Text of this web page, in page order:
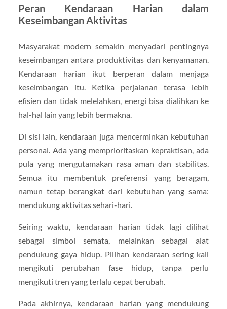
Peran Kendaraan Harian dalam
Keseimbangan Aktivitas
Masyarakat modern semakin menyadari pentingnya
keseimbangan antara produktivitas dan kenyamanan.
Kendaraan harian ikut berperan dalam menjaga
keseimbangan itu. Ketika perjalanan terasa lebih
efisien dan tidak melelahkan, energi bisa dialihkan ke
hal-hal lain yang lebih bermakna.
Di sisi lain, kendaraan juga mencerminkan kebutuhan
personal. Ada yang memprioritaskan kepraktisan, ada
pula yang mengutamakan rasa aman dan stabilitas.
Semua itu membentuk preferensi yang beragam,
namun tetap berangkat dari kebutuhan yang sama:
mendukung aktivitas sehari-hari.
Seiring waktu, kendaraan harian tidak lagi dilihat
sebagai simbol semata, melainkan sebagai alat
pendukung gaya hidup. Pilihan kendaraan sering kali
mengikuti perubahan fase hidup, tanpa perlu
mengikuti tren yang terlalu cepat berubah.
Pada akhirnya, kendaraan harian yang mendukung